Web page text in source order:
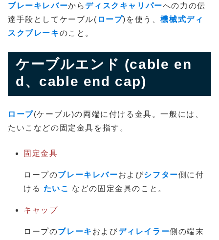
ブレーキレバーからディスクキャリパーへの力の伝
達手段としてケーブル( ロープ)を使う、機械式ディ
スクブレーキのこと。
ケーブルエンド (cable en
d、cable end cap)
ロープ(ケーブル)の両端に付ける金具。一般には、
たいこなどの固定金具を指す。
固定金具
ロープのブレーキレバーおよびシフター側に付
ける たいこ などの固定金具のこと。
キャップ
ロープのブレーキ およびディレイラー側の端末